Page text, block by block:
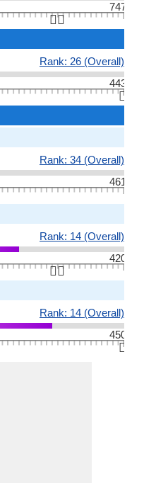
747
👆🏻
Rank: 26 (Overall)
443
👆🏻
Rank: 34 (Overall)
461
Rank: 14 (Overall)
420
👆🏻
Rank: 14 (Overall)
450
👆🏻